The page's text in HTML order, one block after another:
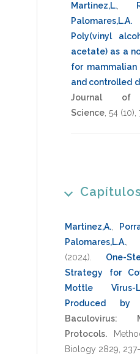
Martinez,L.
Palomares,L.A.
Poly(vinyl
acetate) as a
for
and controlled
Journal of
Science 54 (10),
Martinez,A.
Palomares,L.A.
(2024)
One-
Strategy for
Mottle Virus-
Produced by
Baculovirus:
Protocols.
Biology 2829